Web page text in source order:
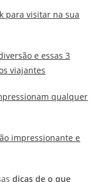
para visitar na sua
e essas 3
viajantes
qualquer
impressionante e
dicas de o que